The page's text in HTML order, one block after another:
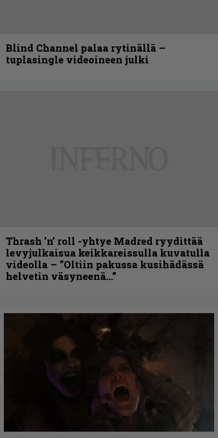
Blind Channel palaa rytinällä –
tuplasingle videoineen julki
Thrash ’n’ roll -yhtye Madred ryydittää
levyjulkaisua keikkareissulla kuvatulla
videolla – ”Oltiin pakussa kusihädässä
helvetin väsyneenä…”